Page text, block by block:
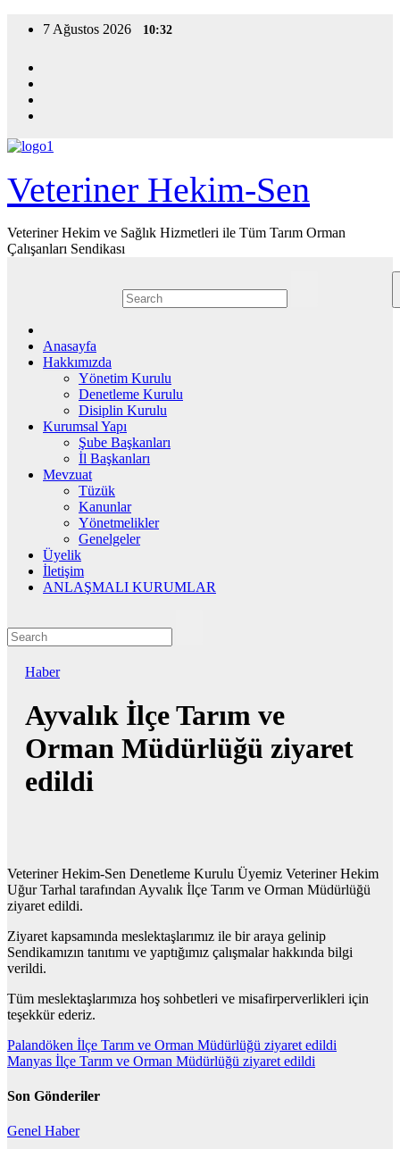
7 Ağustos 2026 10:32
Veteriner Hekim-Sen
Veteriner Hekim ve Sağlık Hizmetleri ile Tüm Tarım Orman
Çalışanları Sendikası
Anasayfa
Hakkımızda
Yönetim Kurulu
Denetleme Kurulu
Disiplin Kurulu
Kurumsal Yapı
Şube Başkanları
İl Başkanları
Mevzuat
Tüzük
Kanunlar
Yönetmelikler
Genelgeler
Üyelik
İletişim
ANLAŞMALI KURUMLAR
Haber
Ayvalık İlçe Tarım ve
Orman Müdürlüğü ziyaret
edildi
Veteriner Hekim-Sen Denetleme Kurulu Üyemiz Veteriner Hekim
Uğur Tarhal tarafından Ayvalık İlçe Tarım ve Orman Müdürlüğü
ziyaret edildi.
Ziyaret kapsamında meslektaşlarımız ile bir araya gelinip
Sendikamızın tanıtımı ve yaptığımız çalışmalar hakkında bilgi
verildi.
Tüm meslektaşlarımıza hoş sohbetleri ve misafirperverlikleri için
teşekkür ederiz.
Yazı
gezinmesi
Palandöken İlçe Tarım ve Orman Müdürlüğü ziyaret edildi
Manyas İlçe Tarım ve Orman Müdürlüğü ziyaret edildi
Son Gönderiler
Genel Haber